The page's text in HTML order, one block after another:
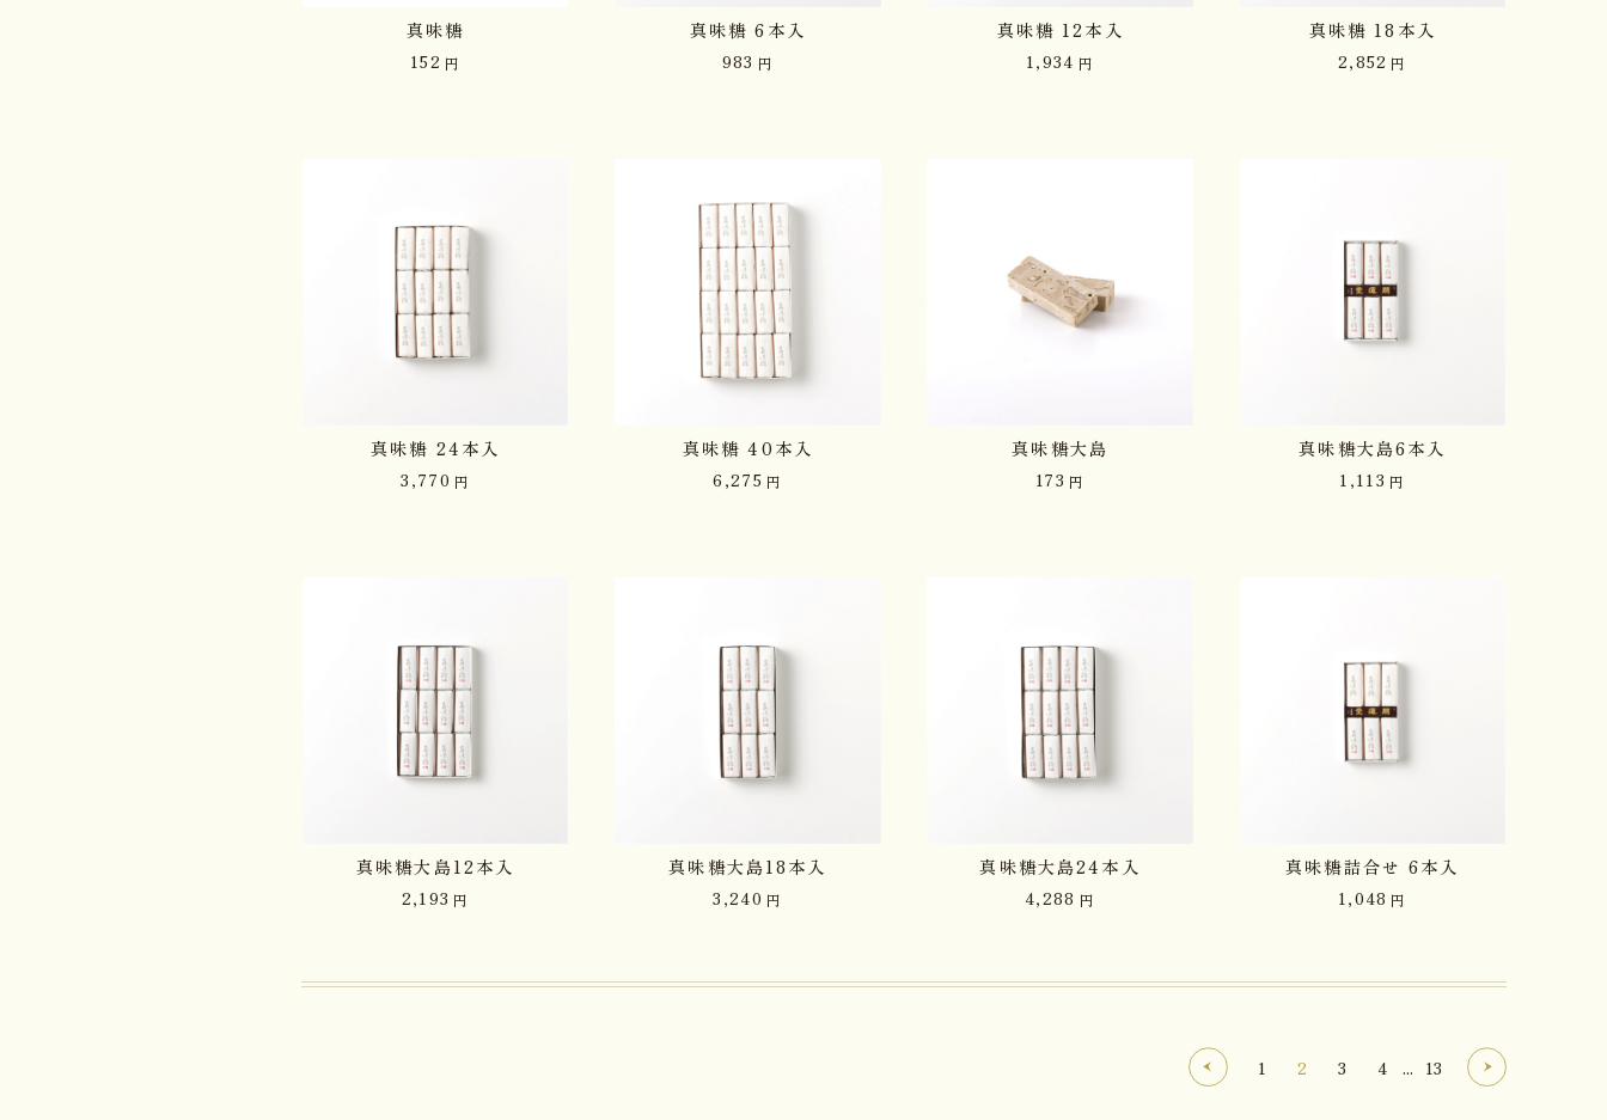
真味糖
152 円
真味糖 6本入
983 円
真味糖 12本入
1,934 円
真味糖 18本入
2,852 円
真味糖 24本入
3,770 円
真味糖 40本入
6,275 円
真味糖大島
173 円
真味糖大島6本入
1,113 円
真味糖大島12本入
2,193 円
真味糖大島18本入
3,240 円
真味糖大島24本入
4,288 円
真味糖詰合せ 6本入
1,048 円
1 2 3 4 ... 13